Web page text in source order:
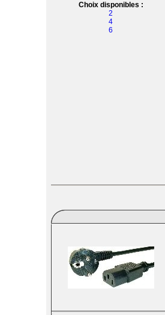
Choix disponibles :
2
4
6